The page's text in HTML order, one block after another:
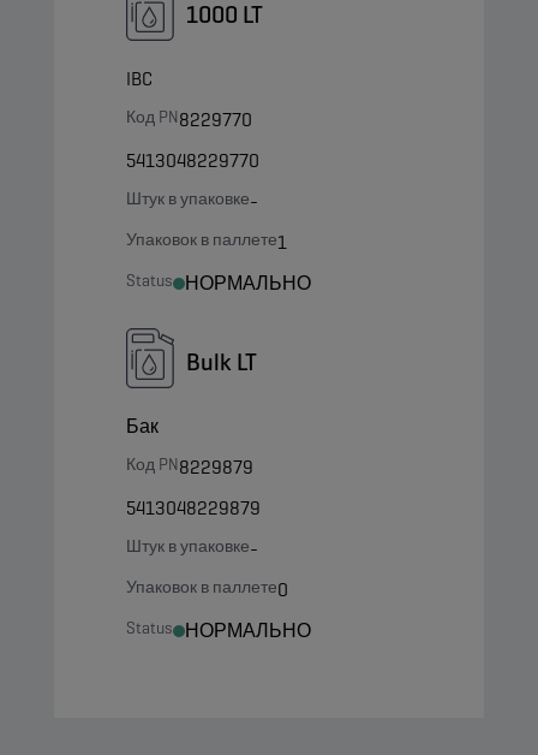
1000 LT
IBC
Код PN8229770
5413048229770
Штук в упаковке-
Упаковок в паллете1
Status НОРМАЛЬНО
Bulk LT
Бак
Код PN8229879
5413048229879
Штук в упаковке-
Упаковок в паллете0
Status НОРМАЛЬНО